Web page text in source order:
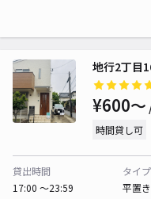
地行2丁目
¥600〜
時間貸し可
貸出時間
17:00 〜23:59
タイプ
平置き